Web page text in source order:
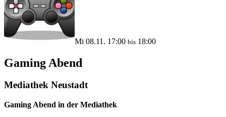
Mi 08.11. 17:00 bis 18:00
Gaming Abend
Mediathek Neustadt
Gaming Abend in der Mediathek